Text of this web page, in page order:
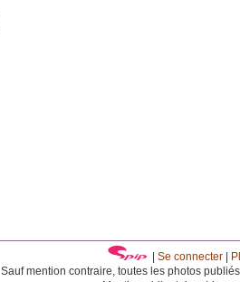
Se connecter|
Sauf mention contraire, toutes les photos